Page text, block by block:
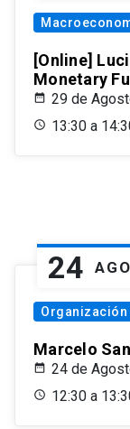
[Online]
Monetary
29 de
13:30 a
24 AGO
Organización
Marcelo
24 de
12:30 a